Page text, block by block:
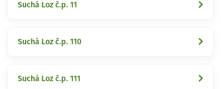
Suchá Loz č.p. 11
Suchá Loz č.p. 110
Suchá Loz č.p. 111